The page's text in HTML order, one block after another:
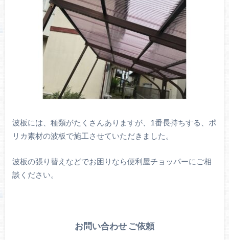
波板には、種類がたくさんありますが、1番長持ちする、ポ
リカ素材の波板で施工させていただきました。
波板の張り替えなどでお困りなら便利屋チョッパーにご相
談ください。
お問い合わせ ご依頼